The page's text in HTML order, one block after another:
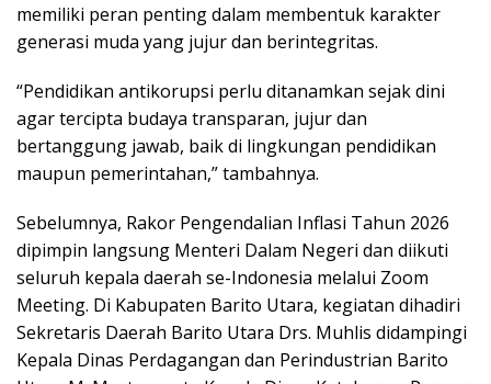
memiliki peran penting dalam membentuk karakter
generasi muda yang jujur dan berintegritas.
“Pendidikan antikorupsi perlu ditanamkan sejak dini
agar tercipta budaya transparan, jujur dan
bertanggung jawab, baik di lingkungan pendidikan
maupun pemerintahan,” tambahnya.
Sebelumnya, Rakor Pengendalian Inflasi Tahun 2026
dipimpin langsung Menteri Dalam Negeri dan diikuti
seluruh kepala daerah se-Indonesia melalui Zoom
Meeting. Di Kabupaten Barito Utara, kegiatan dihadiri
Sekretaris Daerah Barito Utara Drs. Muhlis didampingi
Kepala Dinas Perdagangan dan Perindustrian Barito